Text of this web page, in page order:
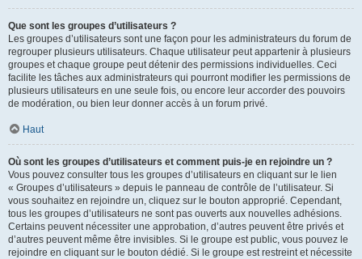
Que sont les groupes d’utilisateurs ?
Les groupes d’utilisateurs sont une façon pour les administrateurs du forum de
regrouper plusieurs utilisateurs. Chaque utilisateur peut appartenir à plusieurs
groupes et chaque groupe peut détenir des permissions individuelles. Ceci
facilite les tâches aux administrateurs qui pourront modifier les permissions de
plusieurs utilisateurs en une seule fois, ou encore leur accorder des pouvoirs
de modération, ou bien leur donner accès à un forum privé.
Haut
Où sont les groupes d’utilisateurs et comment puis-je en rejoindre un ?
Vous pouvez consulter tous les groupes d’utilisateurs en cliquant sur le lien
« Groupes d’utilisateurs » depuis le panneau de contrôle de l’utilisateur. Si
vous souhaitez en rejoindre un, cliquez sur le bouton approprié. Cependant,
tous les groupes d’utilisateurs ne sont pas ouverts aux nouvelles adhésions.
Certains peuvent nécessiter une approbation, d’autres peuvent être privés et
d’autres peuvent même être invisibles. Si le groupe est public, vous pouvez le
rejoindre en cliquant sur le bouton dédié. Si le groupe est restreint et nécessite